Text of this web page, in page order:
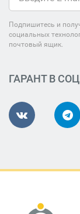
Подпишитесь и
социальных
почтовый ящик.
ГАРАНТ В